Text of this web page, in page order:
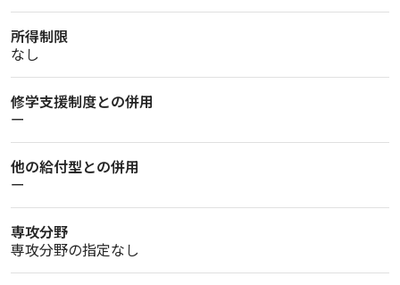
所得制限
なし
修学支援制度との併用
ー
他の給付型との併用
ー
専攻分野
専攻分野の指定なし